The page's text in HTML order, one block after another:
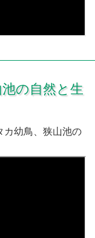
の自然と生
カ幼鳥、狭山池の